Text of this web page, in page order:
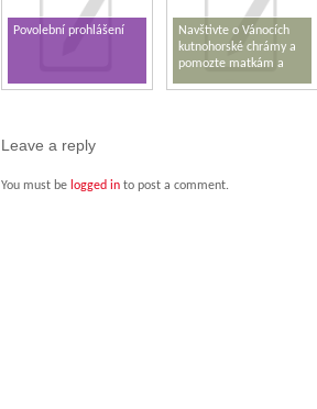
Povolební prohlášení
Navštivte o Vánocích
kutnohorské chrámy a
pomozte matkám a
Leave a reply
You must be logged in to post a comment.